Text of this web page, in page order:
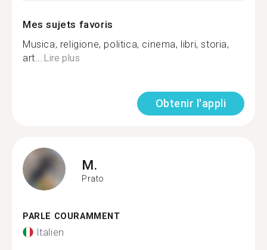
Mes sujets favoris
Musica, religione, politica, cinema, libri, storia,
art...Lire plus
Obtenir l'appli
M.
Prato
PARLE COURAMMENT
Italien